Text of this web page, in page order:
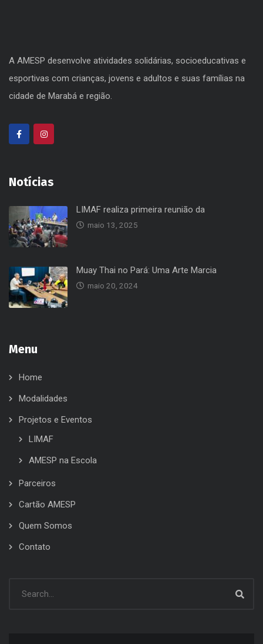
A AMESP desenvolve atividades solidárias, socioeducativas e
esportivas com crianças, jovens e adultos e suas famílias na
cidade de Marabá e região.
Notícias
LIMAF realiza primeira reunião da
maio 13, 2025
Muay Thai no Pará: Uma Arte Marcia
maio 20, 2024
Menu
Home
Modalidades
Projetos e Eventos
LIMAF
AMESP na Escola
Parceiros
Cartão AMESP
Quem Somos
Contato